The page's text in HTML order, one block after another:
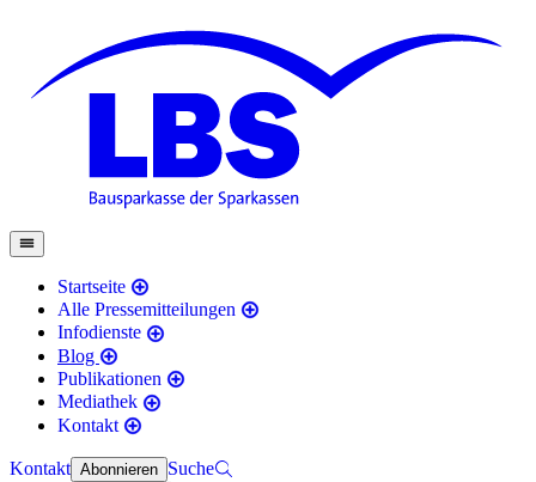
Startseite
Alle Pressemitteilungen
Infodienste
Blog
Publikationen
Mediathek
Kontakt
Kontakt Abonnieren Suche